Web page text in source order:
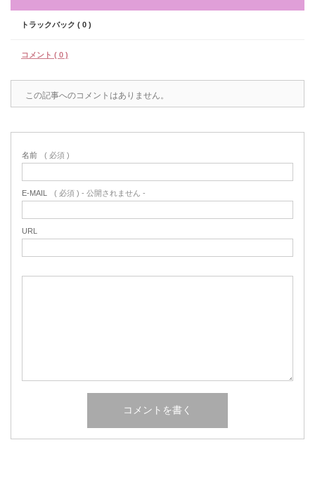
トラックバック ( 0 )
コメント ( 0 )
この記事へのコメントはありません。
名前 ( 必須 )
E-MAIL ( 必須 ) - 公開されません -
URL